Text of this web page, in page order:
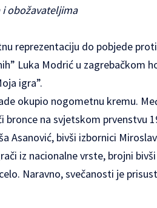
obožavateljima
reprezentaciju do pobjede
Luka Modrić u zagrebačkom
igra”.
okupio nogometnu kremu.
na svjetskom prvenstvu
Asanović, bivši izbornici
iz nacionalne vrste, brojni
Naravno, svečanosti je